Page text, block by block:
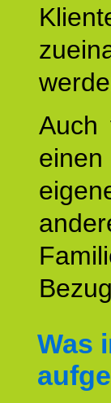
Auch
Was